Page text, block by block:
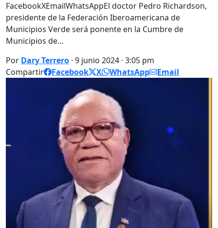
FacebookXEmailWhatsAppEl doctor Pedro Richardson,
presidente de la Federación Iberoamericana de
Municipios Verde será ponente en la Cumbre de
Municipios de…
Por Dary Terrero · 9 junio 2024 · 3:05 pm
Compartir
Facebook X WhatsApp Email